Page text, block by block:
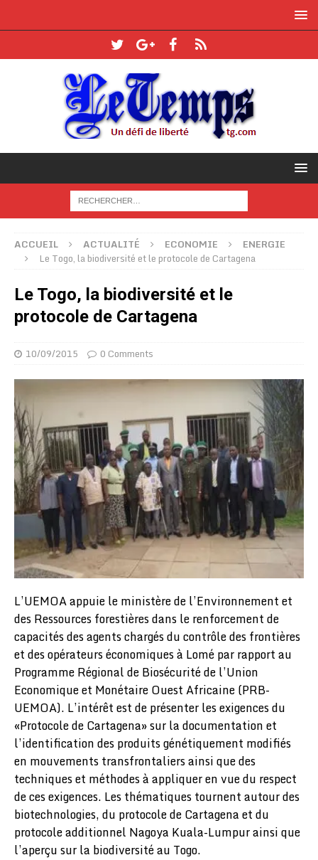
ACCUEIL ACTUALITÉ ECONOMIE
ENERGIE
Le Togo, la biodiversité et le protocole de Cartagena
Le Togo, la biodiversité et le
protocole de Cartagena
10/09/2015 0 Comments
L’UEMOA appuie le ministère de l’Environnement et
des Ressources forestières dans le renforcement de
capacités des agents chargés du contrôle des frontières
et des opérateurs économiques à Lomé par rapport au
Programme Régional de Biosécurité de l’Union
Economique et Monétaire Ouest Africaine (PRB-
UEMOA). L’intérêt est de présenter les exigences du
«Protocole de Cartagena» sur la documentation et
l’identification des produits génétiquement modifiés
en mouvements transfrontaliers ainsi que des
techniques et méthodes à appliquer en vue du respect
de ces exigences. Les thématiques tournent autour des
biotechnologies, du protocole de Cartagena et du
protocole additionnel Nagoya Kuala-Lumpur ainsi que
l’aperçu sur la biodiversité au Togo.